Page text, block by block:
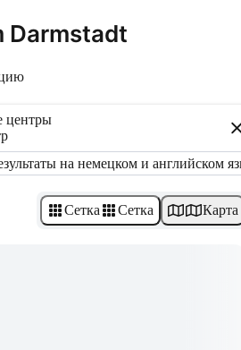
Darmstadt
центры
на немецком и английском
Сетка Сетка Карта